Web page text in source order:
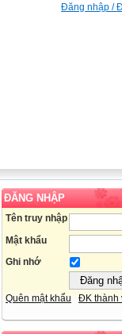
Đăng nhập /
ĐĂNG NHẬP
Tên truy nhập
Mật khẩu
Ghi nhớ
Quên mật khẩu ĐK thành